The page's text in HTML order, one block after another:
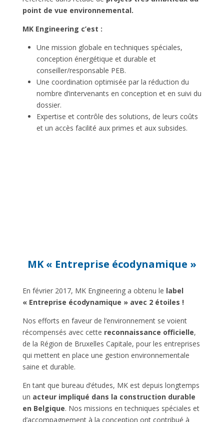
point de vue environnemental.
MK Engineering c’est :
Une mission globale en techniques spéciales,
conception énergétique et durable et
conseiller/responsable PEB.
Une coordination optimisée par la réduction du
nombre d’intervenants en conception et en suivi du
dossier.
Expertise et contrôle des solutions, de leurs coûts
et un accès facilité aux primes et aux subsides.
MK « Entreprise écodynamique »
En février 2017, MK Engineering a obtenu le label
« Entreprise écodynamique » avec 2 étoiles !
Nos efforts en faveur de l’environnement se voient
récompensés avec cette reconnaissance officielle,
de la Région de Bruxelles Capitale, pour les entreprises
qui mettent en place une gestion environnementale
saine et durable.
En tant que bureau d’études, MK est depuis longtemps
un acteur impliqué dans la construction durable
en Belgique. Nos missions en techniques spéciales et
d’accompagnement à la conception ont contribué à